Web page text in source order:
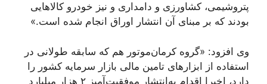
پتروشیمی، کشاورزی و دامداری و نیز خودرو کالاهایی
بودند که بر مبنای آن انتشار اوراق انجام شده است.»
وی افزود: «گروه کرمان‌موتور هم که سابقه طولانی در
استفاده از ابزارهای تامین مالی بازار سرمایه کشور را
دارد، اخیرا اقدام به‌انتشار موفقیت‌آمیز ۲ هزار میلیارد